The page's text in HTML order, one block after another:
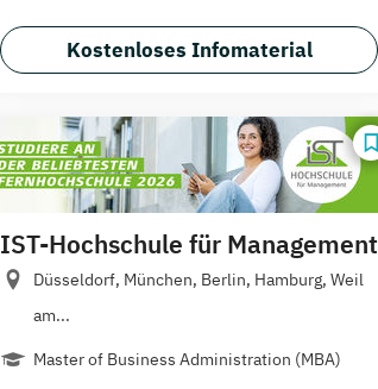
Kostenloses Infomaterial
IST-Hochschule für Management
Düsseldorf, München, Berlin, Hamburg, Weil
am...
Master of Business Administration (MBA)